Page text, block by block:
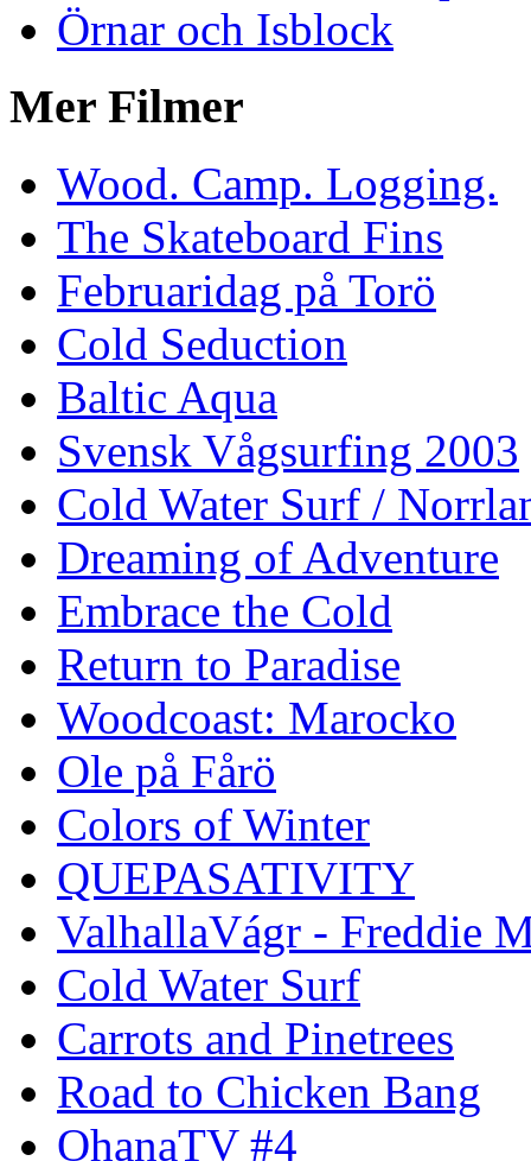
Örnar och Isblock
Mer Filmer
Wood. Camp. Logging.
The Skateboard Fins
Februaridag på Torö
Cold Seduction
Baltic Aqua
Svensk Vågsurfing 2003
Cold Water Surf /
Dreaming of Adventure
Embrace the Cold
Return to Paradise
Woodcoast: Marocko
Ole på Fårö
Colors of Winter
QUEPASATIVITY
ValhallaVágr - Freddie
Cold Water Surf
Carrots and Pinetrees
Road to Chicken Bang
OhanaTV #4